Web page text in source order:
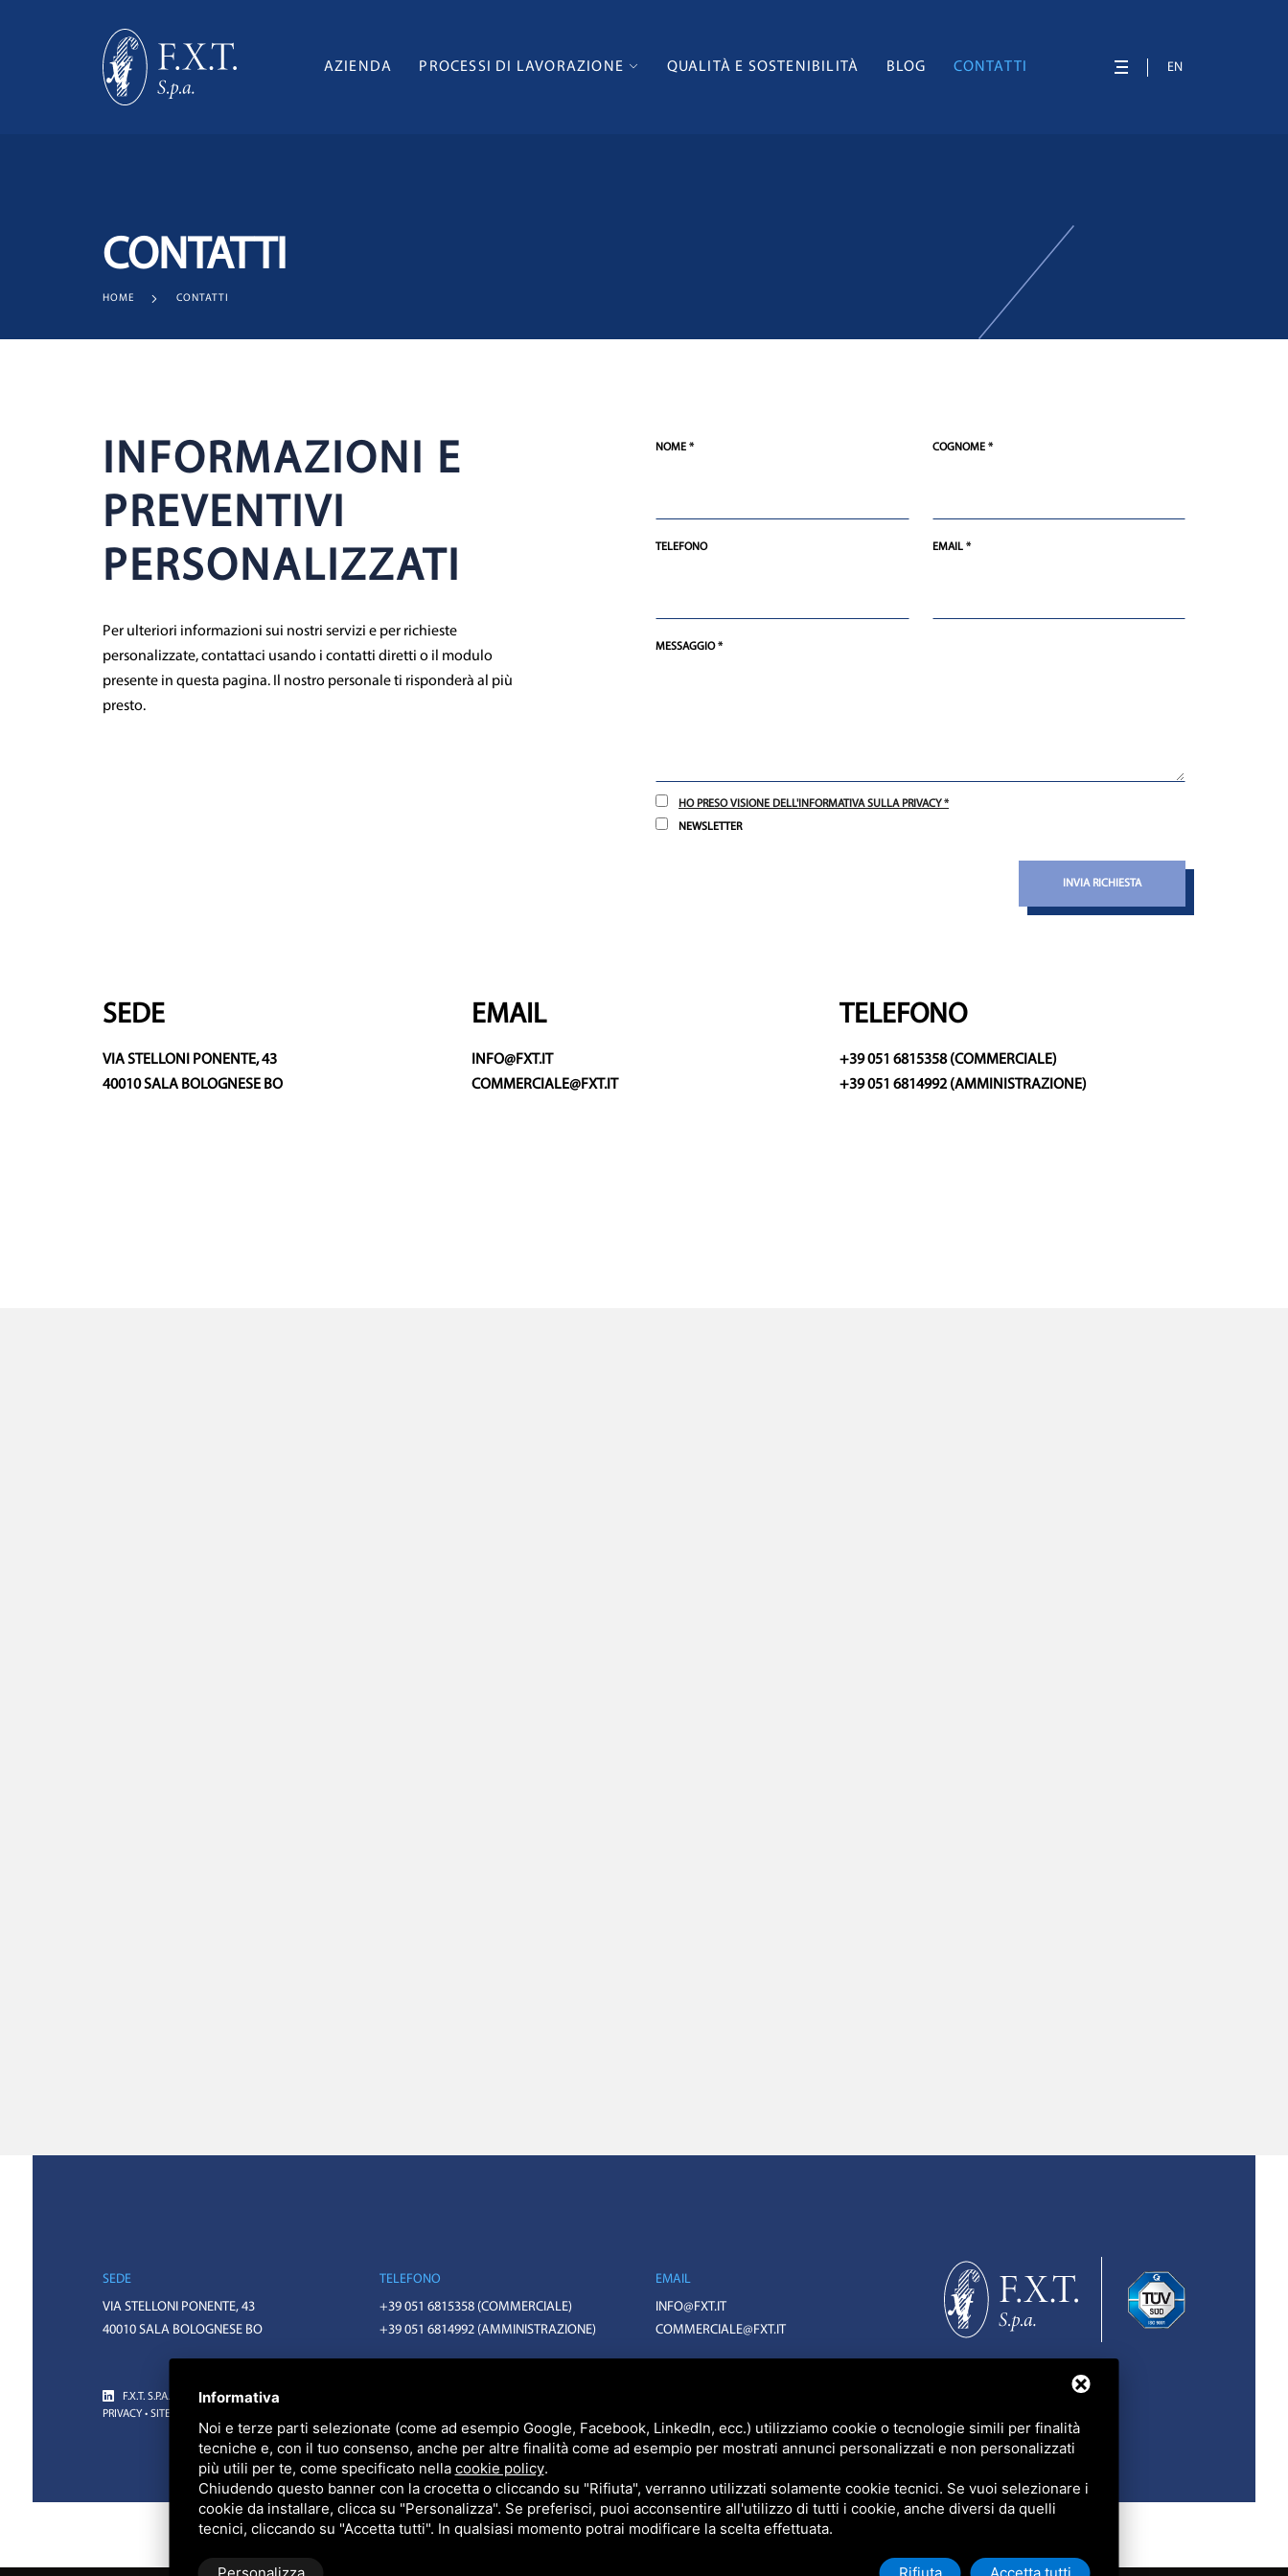
AZIENDA PROCESSI DI LAVORAZIONE QUALITÀ E SOSTENIBILITÀ BLOG CONTATTI EN
CONTATTI
HOME CONTATTI
INFORMAZIONI E
PREVENTIVI
PERSONALIZZATI
Per ulteriori informazioni sui nostri servizi e per richieste
personalizzate, contattaci usando i contatti diretti o il modulo
presente in questa pagina. Il nostro personale ti risponderà al più
presto.
NOME * COGNOME *
TELEFONO EMAIL *
MESSAGGIO *
HO PRESO VISIONE DELL'INFORMATIVA SULLA PRIVACY *
NEWSLETTER
INVIA RICHIESTA
SEDE
VIA STELLONI PONENTE, 43
40010 SALA BOLOGNESE BO
EMAIL
INFO@FXT.IT
COMMERCIALE@FXT.IT
TELEFONO
+39 051 6815358(COMMERCIALE)
+39 051 6814992 (AMMINISTRAZIONE)
SEDE
VIA STELLONI PONENTE, 43
40010 SALA BOLOGNESE BO
TELEFONO
+39 051 6815358(COMMERCIALE)
+39 051 6814992(AMMINISTRAZIONE)
EMAIL
INFO@FXT.IT
COMMERCIALE@FXT.IT
F.X.T. S.P.A. • CODICE FISCALE E PARTITA IVA 01918571207 • REA BO N. 399703 CAPITALE SOCIALE 1.570.400 EURO I.V.
PRIVACY• SITEMAP
Informativa
Noi e terze parti selezionate (come ad esempio Google, Facebook, LinkedIn, ecc.) utilizziamo cookie o tecnologie simili per finalità
tecniche e, con il tuo consenso, anche per altre finalità come ad esempio per mostrati annunci personalizzati e non personalizzati
più utili per te, come specificato nella cookie policy.
Chiudendo questo banner con la crocetta o cliccando su "Rifiuta", verranno utilizzati solamente cookie tecnici. Se vuoi selezionare i
cookie da installare, clicca su "Personalizza". Se preferisci, puoi acconsentire all'utilizzo di tutti i cookie, anche diversi da quelli
tecnici, cliccando su "Accetta tutti". In qualsiasi momento potrai modificare la scelta effettuata.